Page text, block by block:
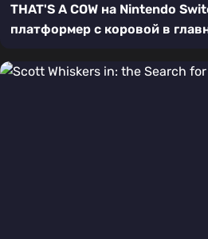
THAT'S A COW на Nintendo
платформер с коровой в